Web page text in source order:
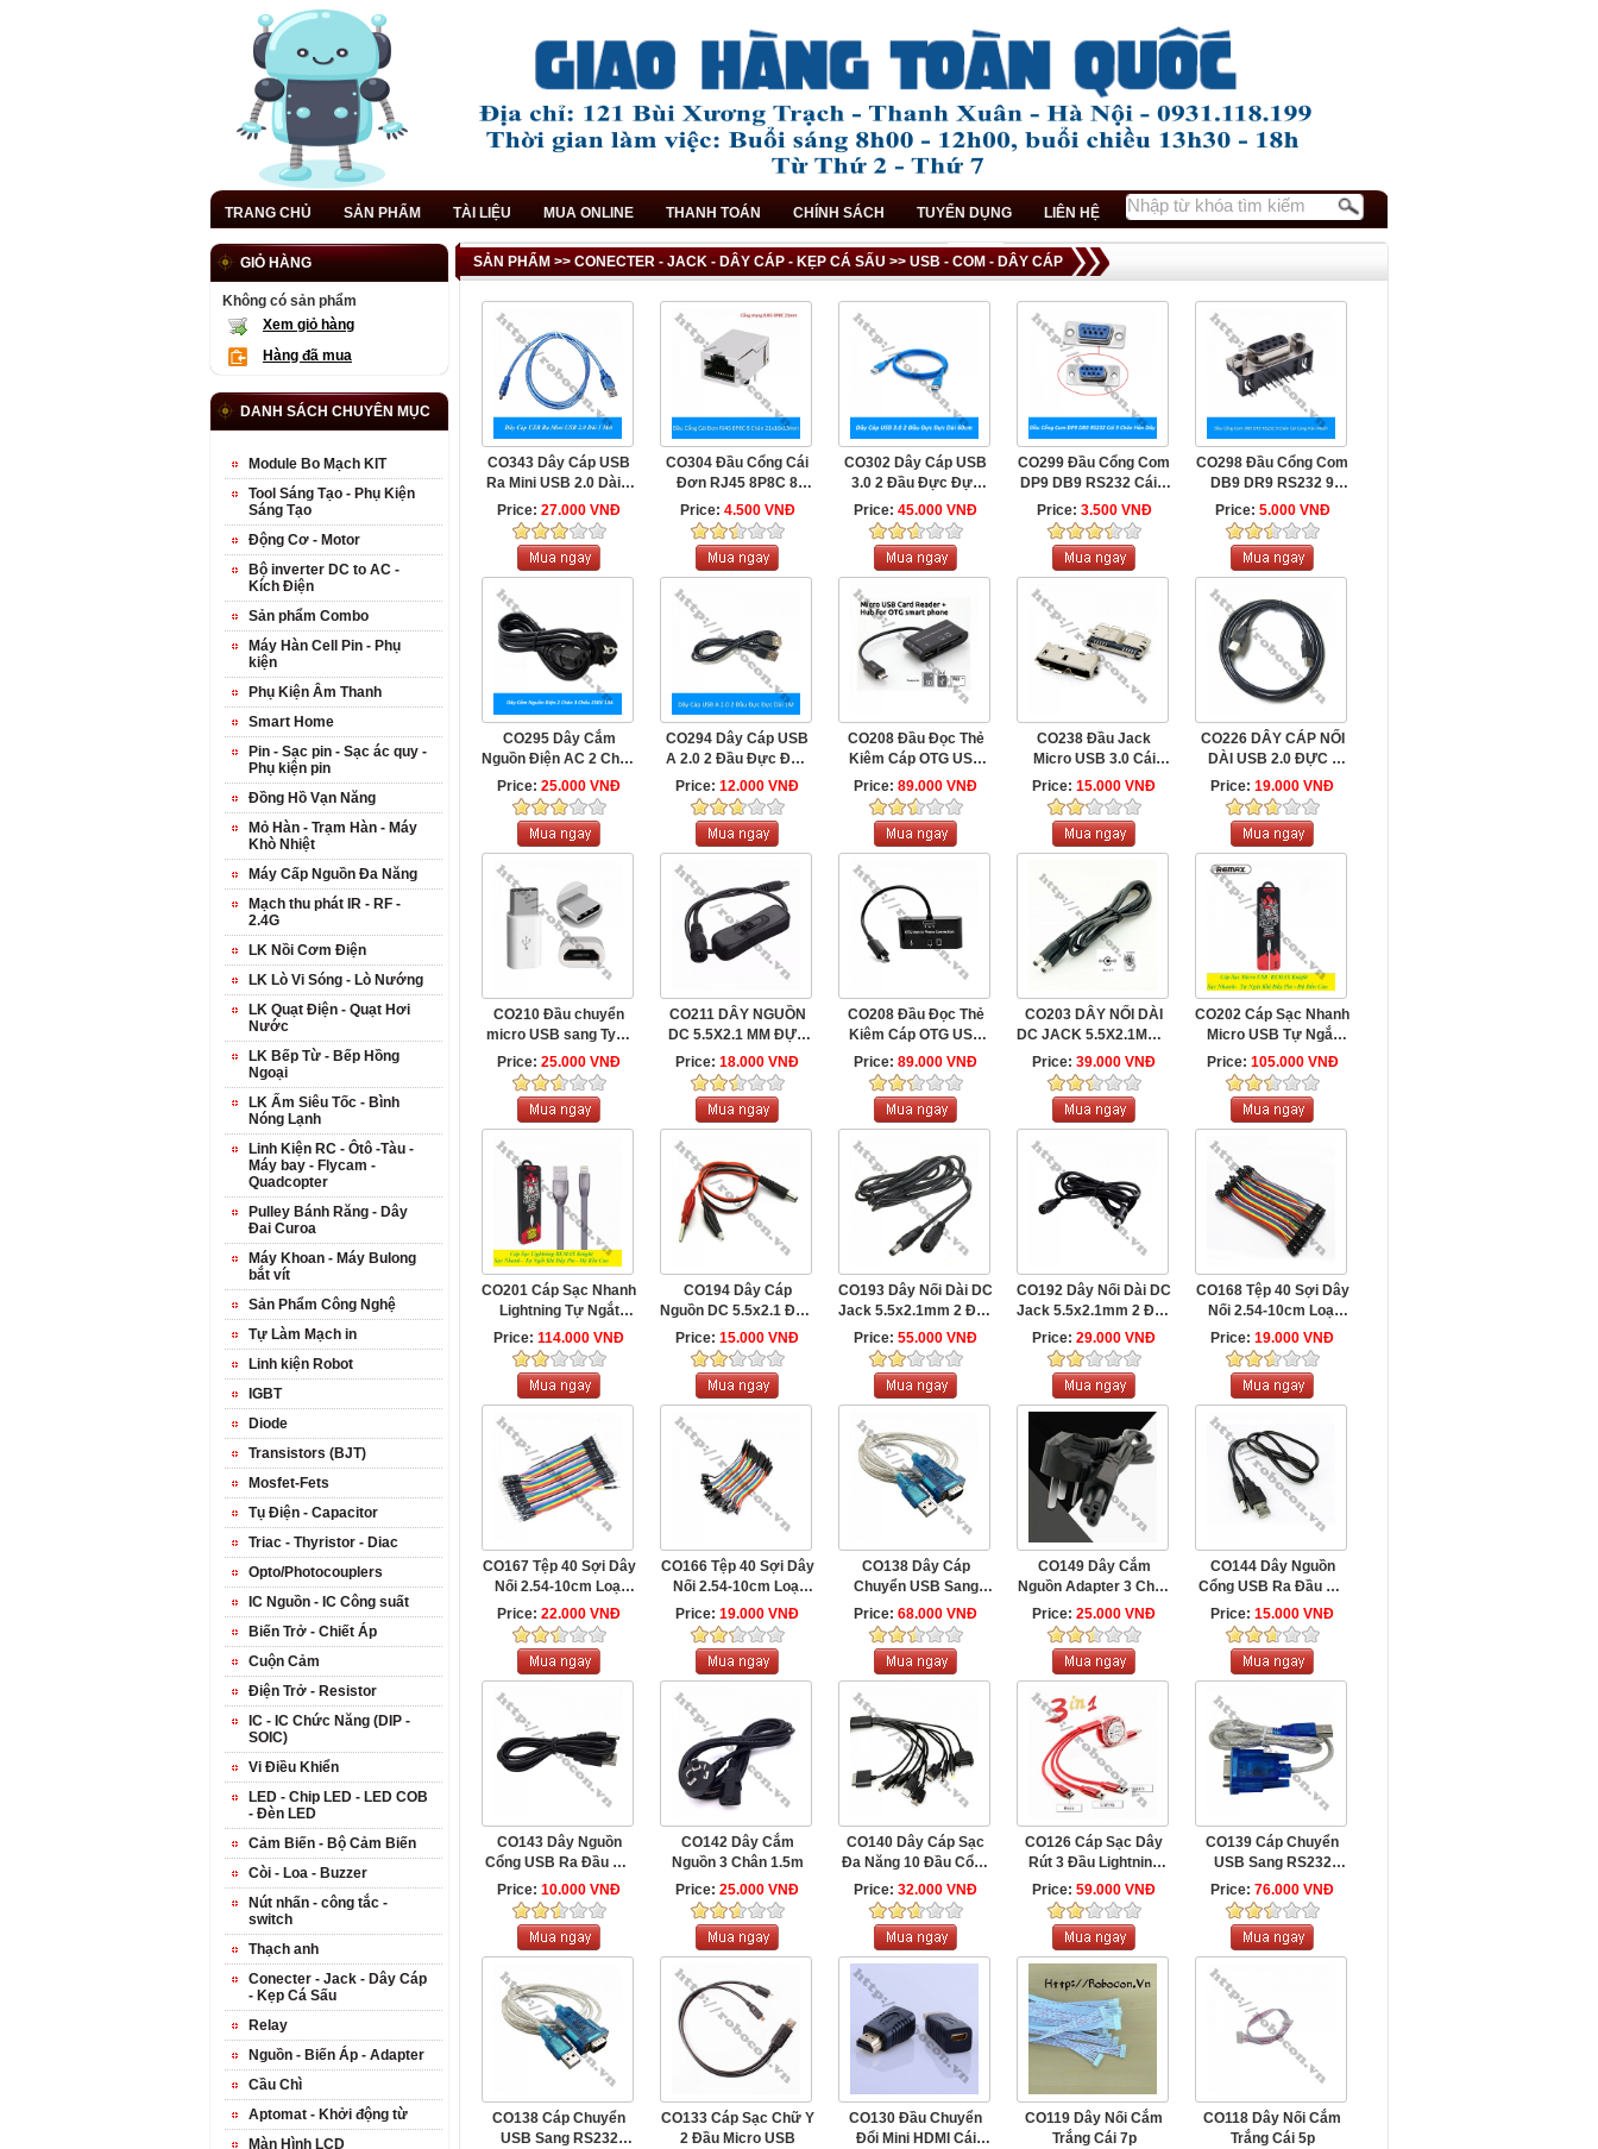
TRANG CHỦ SẢN PHẨM TÀI LIỆU MUA ONLINE THANH TOÁN CHÍNH SÁCH TUYỂN DỤNG LIÊN HỆ
SẢN PHẨM >> CONECTER - JACK - DÂY CÁP - KẸP CÁ SẤU >> USB - COM - DÂY CÁP
CO343 Dây Cáp USB
Ra Mini USB 2.0 Dài 1
...
Price: 27.000 VNĐ
CO304 Đầu Cổng Cái
Đơn RJ45 8P8C 8
Chân 21x16x13mm
Price: 4.500 VNĐ
CO302 Dây Cáp USB
3.0 2 Đầu Đực Đực
Dài ...
Price: 45.000 VNĐ
CO299 Đầu Cổng Com
DP9 DB9 RS232 Cái 9
Chân ...
Price: 3.500 VNĐ
CO298 Đầu Cổng Com
DB9 DR9 RS232 9
Chân Cái ...
Price: 5.000 VNĐ
CO295 Dây Cắm
Nguồn Điện AC 2 Chân
Tròn 3 ...
Price: 25.000 VNĐ
CO294 Dây Cáp USB
A 2.0 2 Đầu Đực Đực
...
Price: 12.000 VNĐ
CO208 Đầu Đọc Thẻ
Kiêm Cáp OTG USB
Cho Điện ...
Price: 89.000 VNĐ
CO238 Đầu Jack
Micro USB 3.0 Cái
SMD
Price: 15.000 VNĐ
CO226 DÂY CÁP NỐI
DÀI USB 2.0 ĐỰC -
ĐỰC ...
Price: 19.000 VNĐ
CO210 Đầu chuyển
micro USB sang Type
C
Price: 25.000 VNĐ
CO211 DÂY NGUỒN
DC 5.5X2.1 MM ĐỰC
CÁI CÓ CÔNG ...
Price: 18.000 VNĐ
CO208 Đầu Đọc Thẻ
Kiêm Cáp OTG USB
Cổng Micro ...
Price: 89.000 VNĐ
CO203 DÂY NỐI DÀI
DC JACK 5.5X2.1MM 2
ĐẦU ĐỰC ...
Price: 39.000 VNĐ
CO202 Cáp Sạc Nhanh
Micro USB Tự Ngắt
Remax Knight ...
Price: 105.000 VNĐ
CO201 Cáp Sạc Nhanh
Lightning Tự Ngắt
Remax Knight RC-043i
Price: 114.000 VNĐ
CO194 Dây Cáp
Nguồn DC 5.5x2.1 Đực
Ra Đầu Kẹp ...
Price: 15.000 VNĐ
CO193 Dây Nối Dài DC
Jack 5.5x2.1mm 2 Đầu
Đực ...
Price: 55.000 VNĐ
CO192 Dây Nối Dài DC
Jack 5.5x2.1mm 2 Đầu
Đực ...
Price: 29.000 VNĐ
CO168 Tệp 40 Sợi Dây
Nối 2.54-10cm Loại
Cái-Cái
Price: 19.000 VNĐ
CO167 Tệp 40 Sợi Dây
Nối 2.54-10cm Loại
Đực-Đực
Price: 22.000 VNĐ
CO166 Tệp 40 Sợi Dây
Nối 2.54-10cm Loại
Đực-Cái
Price: 19.000 VNĐ
CO138 Dây Cáp
Chuyển USB Sang
RS232 Đực-Dây Cáp
Máy ...
Price: 68.000 VNĐ
CO149 Dây Cắm
Nguồn Adapter 3 Chân
1.5m
Price: 25.000 VNĐ
CO144 Dây Nguồn
Cổng USB Ra Đầu DC
5.5X2.1 mm
Price: 15.000 VNĐ
CO143 Dây Nguồn
Cổng USB Ra Đầu DC
3.5X1.35mm
Price: 10.000 VNĐ
CO142 Dây Cắm
Nguồn 3 Chân 1.5m
Price: 25.000 VNĐ
CO140 Dây Cáp Sạc
Đa Năng 10 Đầu Cổng
USB
Price: 32.000 VNĐ
CO126 Cáp Sạc Dây
Rút 3 Đầu Lightning
Type C ...
Price: 59.000 VNĐ
CO139 Cáp Chuyển
USB Sang RS232
Cổng Com Cái 9 ...
Price: 76.000 VNĐ
CO138 Cáp Chuyển
USB Sang RS232
CO133 Cáp Sạc Chữ Y
2 Đầu Micro USB
CO130 Đầu Chuyển
Đổi Mini HDMI Cái
CO119 Dây Nối Cắm
Trắng Cái 7p
CO118 Dây Nối Cắm
Trắng Cái 5p
GIỎ HÀNG
Không có sản phẩm
Xem giỏ hàng
Hàng đã mua
DANH SÁCH CHUYÊN MỤC
Module Bo Mạch KIT
Tool Sáng Tạo - Phụ Kiện
Sáng Tạo
Động Cơ - Motor
Bộ inverter DC to AC -
Kích Điện
Sản phẩm Combo
Máy Hàn Cell Pin - Phụ
kiện
Phụ Kiện Âm Thanh
Smart Home
Pin - Sạc pin - Sạc ác quy -
Phụ kiện pin
Đồng Hồ Vạn Năng
Mỏ Hàn - Trạm Hàn - Máy
Khò Nhiệt
Máy Cấp Nguồn Đa Năng
Mạch thu phát IR - RF -
2.4G
LK Nồi Cơm Điện
LK Lò Vi Sóng - Lò Nướng
LK Quạt Điện - Quạt Hơi
Nước
LK Bếp Từ - Bếp Hồng
Ngoại
LK Ấm Siêu Tốc - Bình
Nóng Lạnh
Linh Kiện RC - Ôtô -Tàu -
Máy bay - Flycam -
Quadcopter
Pulley Bánh Răng - Dây
Đai Curoa
Máy Khoan - Máy Bulong
bắt vít
Sản Phẩm Công Nghệ
Tự Làm Mạch in
Linh kiện Robot
IGBT
Diode
Transistors (BJT)
Mosfet-Fets
Tụ Điện - Capacitor
Triac - Thyristor - Diac
Opto/Photocouplers
IC Nguồn - IC Công suất
Biến Trở - Chiết Áp
Cuộn Cảm
Điện Trở - Resistor
IC - IC Chức Năng (DIP -
SOIC)
Vi Điều Khiển
LED - Chip LED - LED COB
- Đèn LED
Cảm Biến - Bộ Cảm Biến
Còi - Loa - Buzzer
Nút nhấn - công tắc -
switch
Thạch anh
Conecter - Jack - Dây Cáp
- Kẹp Cá Sấu
Relay
Nguồn - Biến Áp - Adapter
Cầu Chì
Aptomat - Khởi động từ
Màn Hình LCD